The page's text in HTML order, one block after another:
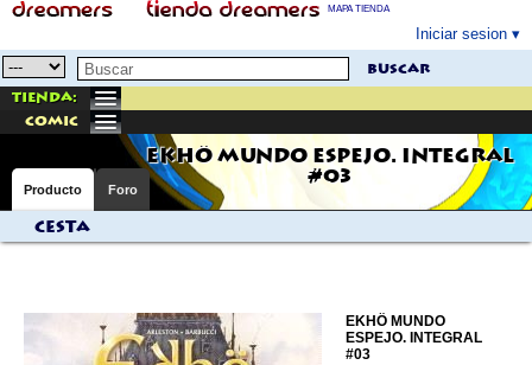
MAPA TIENDA
Iniciar sesion
buscar
Tienda:
comic
EKHÖ MUNDO ESPEJO. INTEGRAL
#03
Producto Foro
Cesta
EKHÖ MUNDO
ESPEJO. INTEGRAL
#03